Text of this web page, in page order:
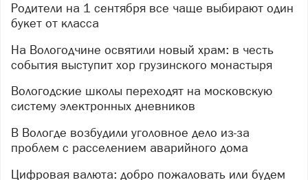
Родители на 1 сентября все чаще выбирают один
букет от класса
На Вологодчине освятили новый храм: в честь
события выступит хор грузинского монастыря
Вологодские школы переходят на московскую
систему электронных дневников
В Вологде возбудили уголовное дело из-за
проблем с расселением аварийного дома
Цифровая валюта: добро пожаловать или будем